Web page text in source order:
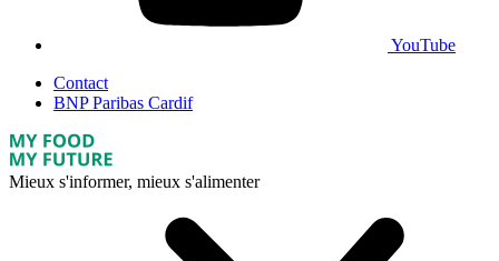
YouTube
Contact
BNP Paribas Cardif
Mieux s'informer, mieux s'alimenter